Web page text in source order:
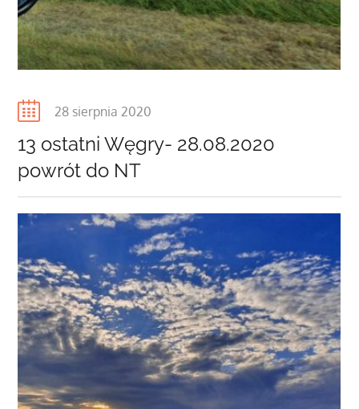
Posted
28 sierpnia 2020
13 ostatni Węgry- 28.08.2020
powrót do NT